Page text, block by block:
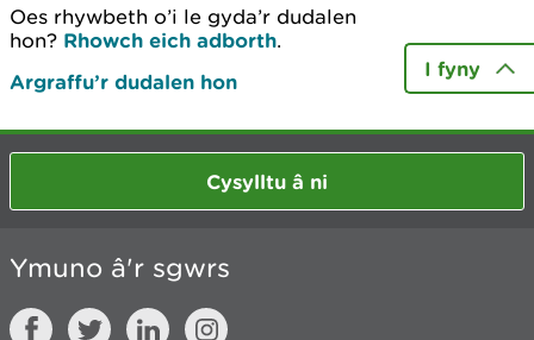
Oes rhywbeth o’i le gyda’r dudalen
hon? Rhowch eich adborth.
Argraffu’r dudalen hon
I fyny
Cysylltu â ni
Ymuno â'r sgwrs